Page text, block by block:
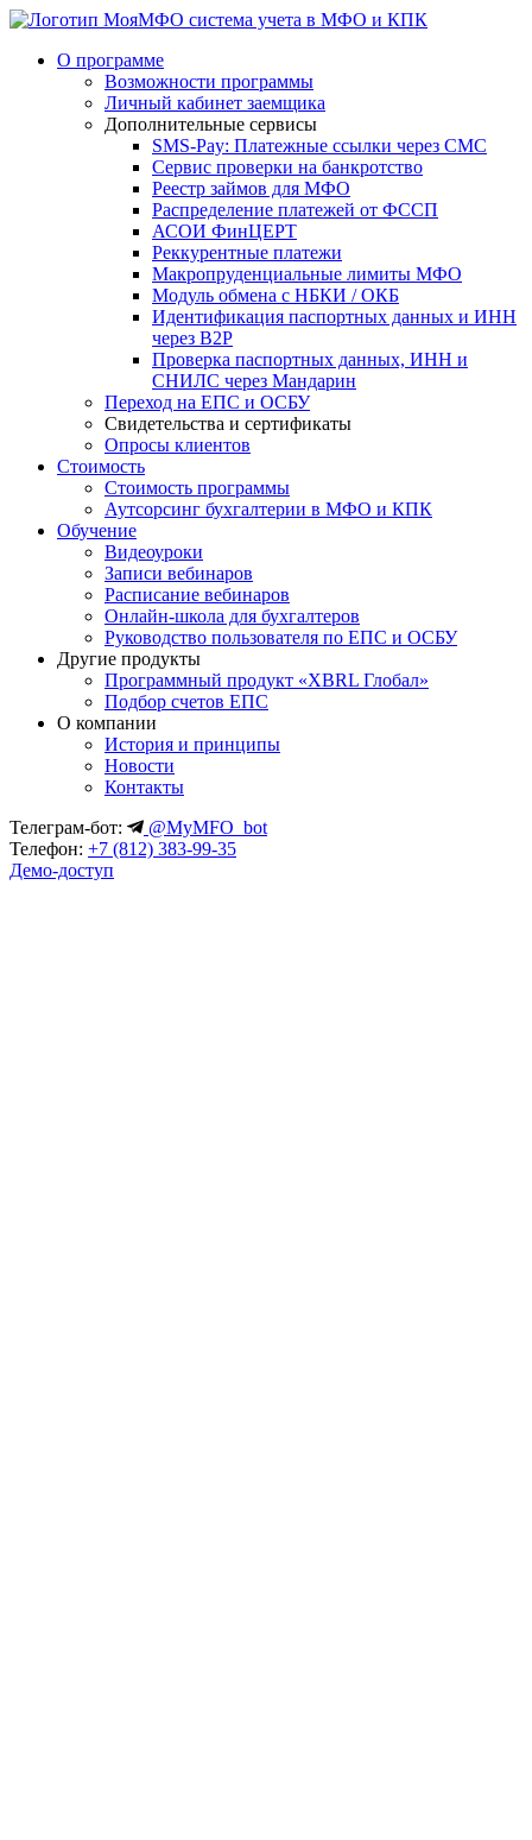
система учета в МФО и КПК
О программе
Возможности программы
Личный кабинет заемщика
Дополнительные сервисы
SMS-Pay: Платежные ссылки через СМС
Сервис проверки на банкротство
Реестр займов для МФО
Распределение платежей от ФССП
АСОИ ФинЦЕРТ
Реккурентные платежи
Макропруденциальные лимиты МФО
Модуль обмена с НБКИ / ОКБ
Идентификация паспортных данных и ИНН
через B2P
Проверка паспортных данных, ИНН и
СНИЛС через Мандарин
Переход на ЕПС и ОСБУ
Свидетельства и сертификаты
Опросы клиентов
Стоимость
Стоимость программы
Аутсорсинг бухгалтерии в МФО и КПК
Обучение
Видеоуроки
Записи вебинаров
Расписание вебинаров
Онлайн-школа для бухгалтеров
Руководство пользователя по ЕПС и ОСБУ
Другие продукты
Программный продукт «XBRL Глобал»
Подбор счетов ЕПС
О компании
История и принципы
Новости
Контакты
Телеграм-бот:
@MyMFO_bot
Телефон: +7 (812) 383-99-35
Демо-доступ